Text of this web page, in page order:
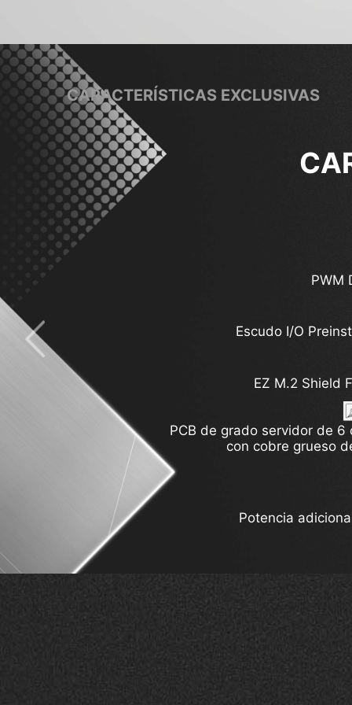
CARACTERÍSTICAS EXCLUSIVAS
PWM
Escudo I/O
EZ M.2 Shield
PCB de grado servidor de 6
con cobre grueso
Potencia
Último
Almohadillas térmicas
Disipador de calor
EZ M.2 Shield